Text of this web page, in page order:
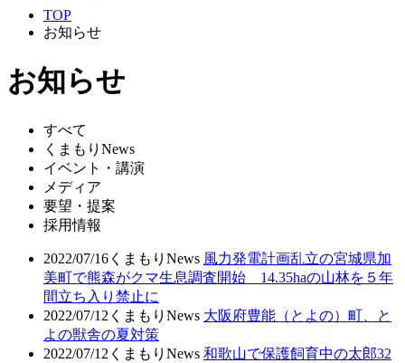
TOP
お知らせ
お知らせ
すべて
くまもりNews
イベント・講演
メディア
要望・提案
採用情報
2022/07/16 くまもりNews 風力発電計画乱立の宮城県加
美町で熊森がクマ生息調査開始 14.35haの山林を５年
間立ち入り禁止に
2022/07/12 くまもりNews 大阪府豊能（とよの）町、と
よの獣舎の夏対策
2022/07/12 くまもりNews 和歌山で保護飼育中の太郎32